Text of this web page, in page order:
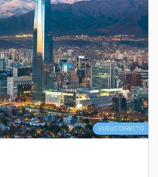
VUELO DIRECTO